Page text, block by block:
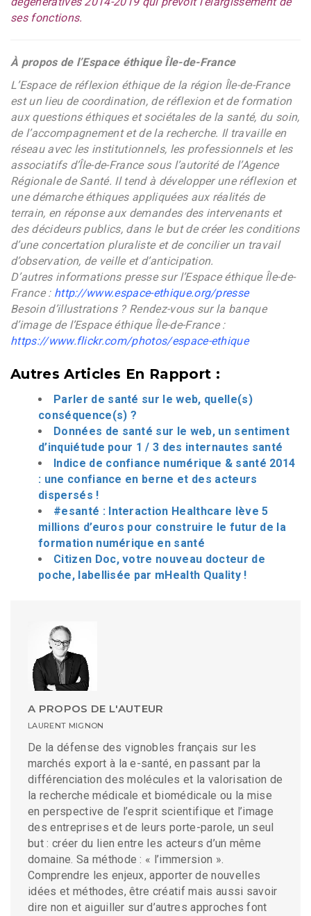
ses fonctions.
À propos de l’Espace éthique Île-de-France
L’Espace de réflexion éthique de la région Île-de-France
est un lieu de coordination, de réflexion et de formation
aux questions éthiques et sociétales de la santé, du soin,
de l’accompagnement et de la recherche. Il travaille en
réseau avec les institutionnels, les professionnels et les
associatifs d’Île-de-France sous l’autorité de l’Agence
Régionale de Santé. Il tend à développer une réflexion et
une démarche éthiques appliquées aux réalités de
terrain, en réponse aux demandes des intervenants et
des décideurs publics, dans le but de créer les conditions
d’une concertation pluraliste et de concilier un travail
d’observation, de veille et d’anticipation.
D’autres informations presse sur l’Espace éthique Île-de-
France : http://www.espace-ethique.org/presse
Besoin d’illustrations ? Rendez-vous sur la banque
d’image de l’Espace éthique Île-de-France :
https://www.flickr.com/photos/espace-ethique
Autres Articles En Rapport :
Parler de santé sur le web, quelle(s)
conséquence(s) ?
Données de santé sur le web, un sentiment
d’inquiétude pour 1 / 3 des internautes santé
Indice de confiance numérique & santé 2014
: une confiance en berne et des acteurs
dispersés !
#esanté : Interaction Healthcare lève 5
millions d’euros pour construire le futur de la
formation numérique en santé
Citizen Doc, votre nouveau docteur de
poche, labellisée par mHealth Quality !
A PROPOS DE L'AUTEUR
LAURENT MIGNON
De la défense des vignobles français sur les
marchés export à la e-santé, en passant par la
différenciation des molécules et la valorisation de
la recherche médicale et biomédicale ou la mise
en perspective de l’esprit scientifique et l’image
des entreprises et de leurs porte-parole, un seul
but : créer du lien entre les acteurs d’un même
domaine. Sa méthode : « l’immersion ».
Comprendre les enjeux, apporter de nouvelles
idées et méthodes, être créatif mais aussi savoir
dire non et aiguiller sur d’autres approches font